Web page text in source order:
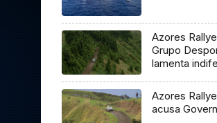
Azores
Grupo
lamenta
Azores
acusa